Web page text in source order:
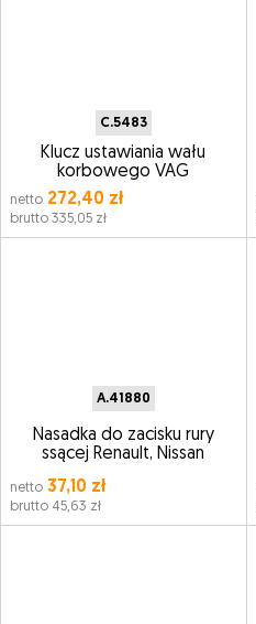
C.5483
Klucz ustawiania wału
korbowego VAG
netto 272,40 zł
brutto 335,05 zł
A.41880
Nasadka do zacisku rury
ssącej Renault, Nissan
netto 37,10 zł
brutto 45,63 zł